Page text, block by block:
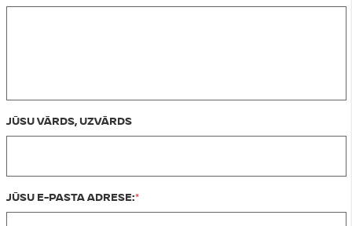
JŪSU VĀRDS, UZVĀRDS
JŪSU E-PASTA ADRESE: